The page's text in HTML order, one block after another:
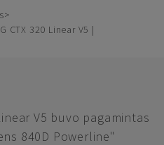
CTX 320 Linear V5 |
V5 buvo pagamintas
840D Powerline"